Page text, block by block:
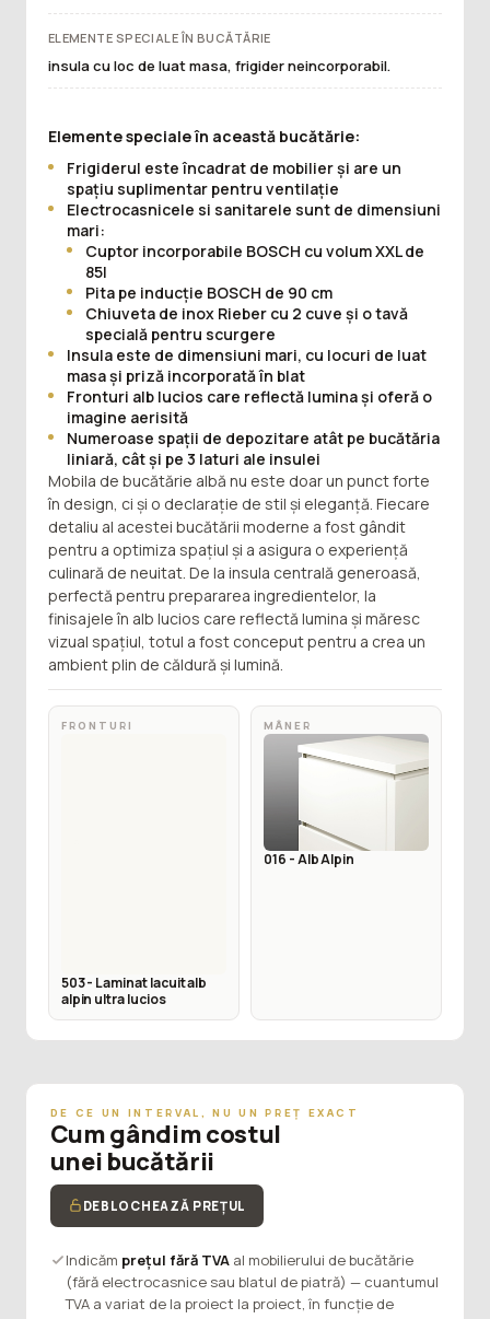
ELEMENTE SPECIALE ÎN BUCĂTĂRIE
insula cu loc de luat masa, frigider neincorporabil.
Elemente speciale în această bucătărie:
Frigiderul este încadrat de mobilier și are un
spațiu suplimentar pentru ventilație
Electrocasnicele si sanitarele sunt de dimensiuni
mari:
Cuptor incorporabile BOSCH cu volum XXL de
85l
Pita pe inducție BOSCH de 90 cm
Chiuveta de inox Rieber cu 2 cuve și o tavă
specială pentru scurgere
Insula este de dimensiuni mari, cu locuri de luat
masa și priză incorporată în blat
Fronturi alb lucios care reflectă lumina și oferă o
imagine aerisită
Numeroase spații de depozitare atât pe bucătăria
liniară, cât și pe 3 laturi ale insulei
Mobila de bucătărie albă nu este doar un punct forte
în design, ci și o declarație de stil și eleganță. Fiecare
detaliu al acestei bucătării moderne a fost gândit
pentru a optimiza spațiul și a asigura o experiență
culinară de neuitat. De la insula centrală generoasă,
perfectă pentru prepararea ingredientelor, la
finisajele în alb lucios care reflectă lumina și măresc
vizual spațiul, totul a fost conceput pentru a crea un
ambient plin de căldură și lumină.
FRONTURI
503 - Laminat lacuit alb
alpin ultra lucios
MÂNER
016 - Alb Alpin
DE CE UN INTERVAL, NU UN PREȚ EXACT
Cum gândim costul
unei bucătării
DEBLOCHEAZĂ PREȚUL
Indicăm prețul fără TVAal mobilierului de bucătărie
(fără electrocasnice sau blatul de piatră) — cuantumul
TVA a variat de la proiect la proiect, în funcție de